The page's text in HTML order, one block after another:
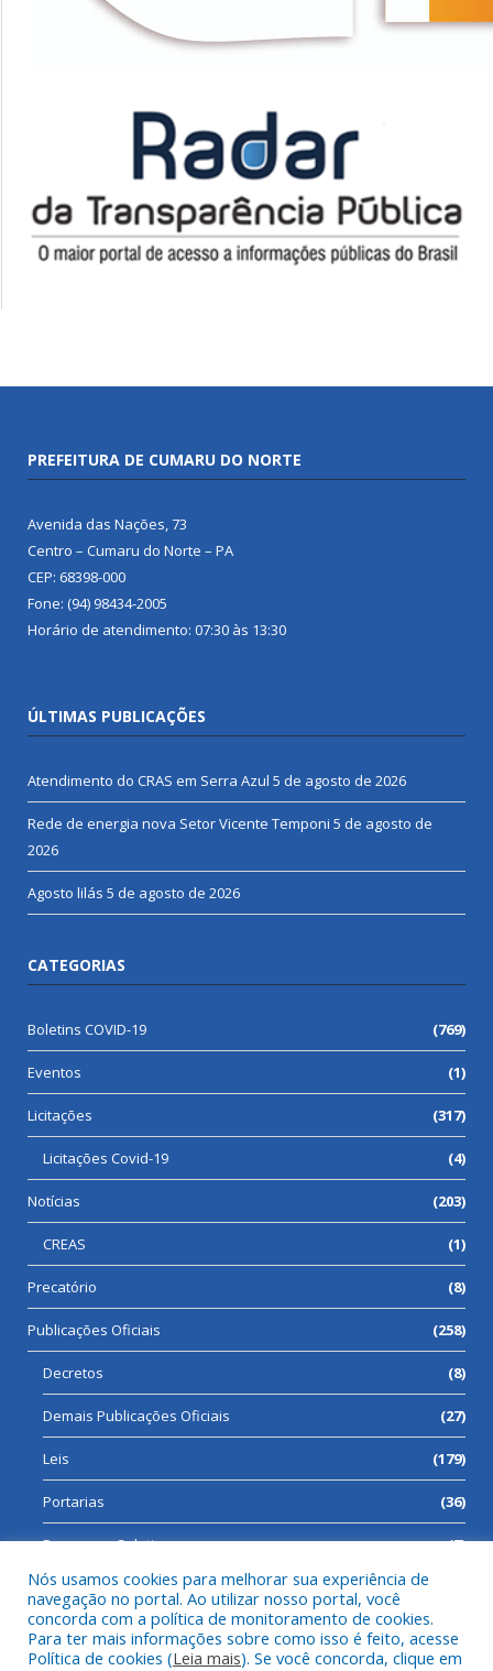
PREFEITURA DE CUMARU DO NORTE
Avenida das Nações, 73
Centro – Cumaru do Norte – PA
CEP: 68398-000
Fone: (94) 98434-2005
Horário de atendimento: 07:30 às 13:30
ÚLTIMAS PUBLICAÇÕES
Atendimento do CRAS em Serra Azul 5 de agosto de 2026
Rede de energia nova Setor Vicente Temponi 5 de agosto de
2026
Agosto lilás 5 de agosto de 2026
CATEGORIAS
Boletins COVID-19 (769)
Eventos (1)
Licitações (317)
Licitações Covid-19 (4)
Notícias (203)
CREAS (1)
Precatório (8)
Publicações Oficiais (258)
Decretos (8)
Demais Publicações Oficiais (27)
Leis (179)
Portarias (36)
Processos Seletivos (7)
Todos os direitos reservados a Prefeitura Municipal de Cumaru
do Norte.
Nós usamos cookies para melhorar sua experiência de
navegação no portal. Ao utilizar nosso portal, você
concorda com a política de monitoramento de cookies.
Para ter mais informações sobre como isso é feito, acesse
Política de cookies (Leia mais). Se você concorda, clique em